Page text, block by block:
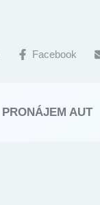
PRONÁJEM AUT
Facebook